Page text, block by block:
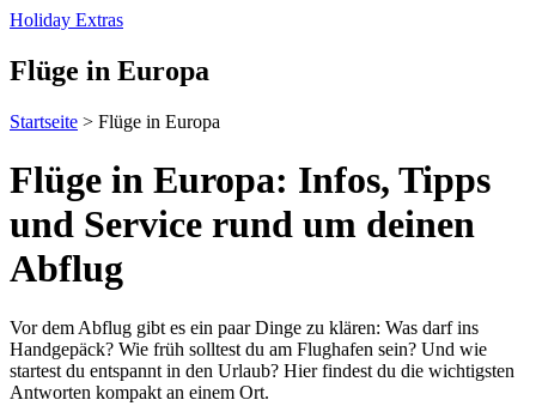
Holiday Extras
Flüge in Europa
Startseite > Flüge in Europa
Flüge in Europa: Infos, Tipps
und Service rund um deinen
Abflug
Vor dem Abflug gibt es ein paar Dinge zu klären: Was darf ins
Handgepäck? Wie früh solltest du am Flughafen sein? Und wie
startest du entspannt in den Urlaub? Hier findest du die wichtigsten
Antworten kompakt an einem Ort.